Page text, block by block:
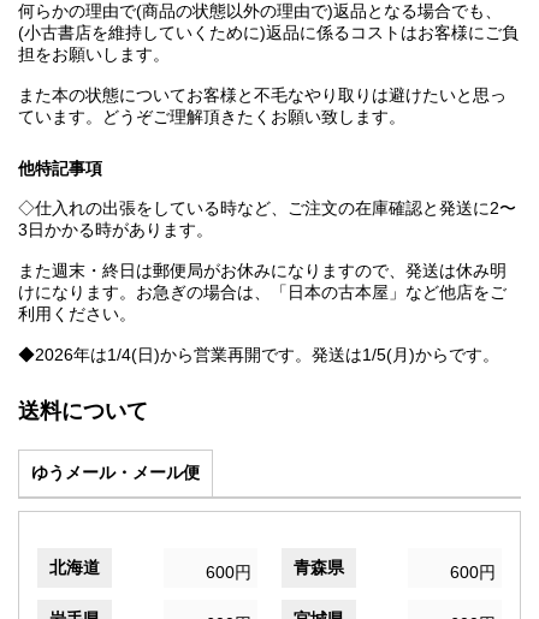
何らかの理由で(商品の状態以外の理由で)返品となる場合でも、
(小古書店を維持していくために)返品に係るコストはお客様にご負
担をお願いします。
また本の状態についてお客様と不毛なやり取りは避けたいと思っ
ています。どうぞご理解頂きたくお願い致します。
他特記事項
◇仕入れの出張をしている時など、ご注文の在庫確認と発送に2〜
3日かかる時があります。
また週末・終日は郵便局がお休みになりますので、発送は休み明
けになります。お急ぎの場合は、「日本の古本屋」など他店をご
利用ください。
◆2026年は1/4(日)から営業再開です。発送は1/5(月)からです。
送料について
ゆうメール・メール便
北海道 600円 青森県 600円